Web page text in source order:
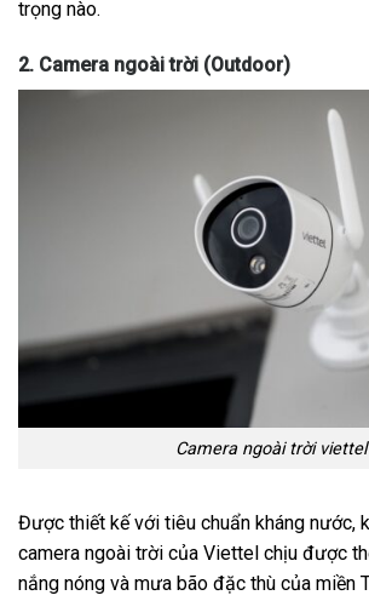
trọng nào.
2. Camera ngoài trời (Outdoor)
Camera ngoài trời viettel
Được thiết kế với tiêu chuẩn kháng nước,
camera ngoài trời của Viettel chịu được
nắng nóng và mưa bão đặc thù của miền